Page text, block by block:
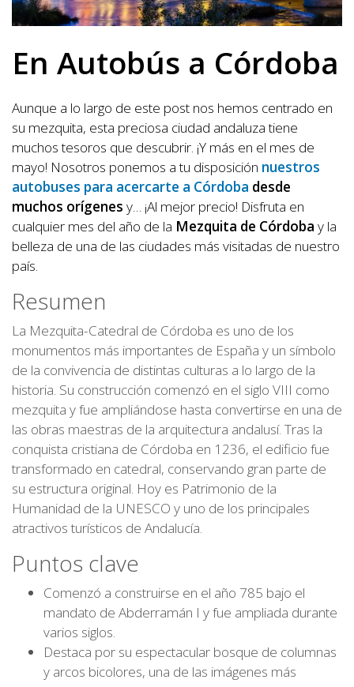
En Autobús a Córdoba
Aunque a lo largo de este post nos hemos centrado en
su mezquita, esta preciosa ciudad andaluza tiene
muchos tesoros que descubrir. ¡Y más en el mes de
mayo! Nosotros ponemos a tu disposición nuestros
autobuses para acercarte a Córdoba desde
muchos orígenes y… ¡Al mejor precio! Disfruta en
cualquier mes del año de la Mezquita de Córdoba y la
belleza de una de las ciudades más visitadas de nuestro
país.
Resumen
La Mezquita-Catedral de Córdoba es uno de los
monumentos más importantes de España y un símbolo
de la convivencia de distintas culturas a lo largo de la
historia. Su construcción comenzó en el siglo VIII como
mezquita y fue ampliándose hasta convertirse en una de
las obras maestras de la arquitectura andalusí. Tras la
conquista cristiana de Córdoba en 1236, el edificio fue
transformado en catedral, conservando gran parte de
su estructura original. Hoy es Patrimonio de la
Humanidad de la UNESCO y uno de los principales
atractivos turísticos de Andalucía.
Puntos clave
Comenzó a construirse en el año 785 bajo el
mandato de Abderramán I y fue ampliada durante
varios siglos.
Destaca por su espectacular bosque de columnas
y arcos bicolores, una de las imágenes más